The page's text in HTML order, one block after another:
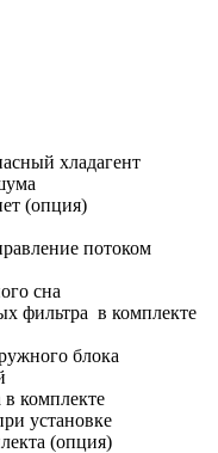
хладагент
(опция)
потоком
сна
фильтра в комплекте
блока
комплекте
установке
(опция)